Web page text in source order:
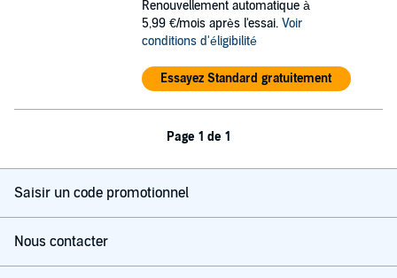
Renouvellement automatique à
5,99 €/mois après l'essai. Voir
conditions d'éligibilité
Essayez Standard gratuitement
Page 1 de 1
Saisir un code promotionnel
Nous contacter